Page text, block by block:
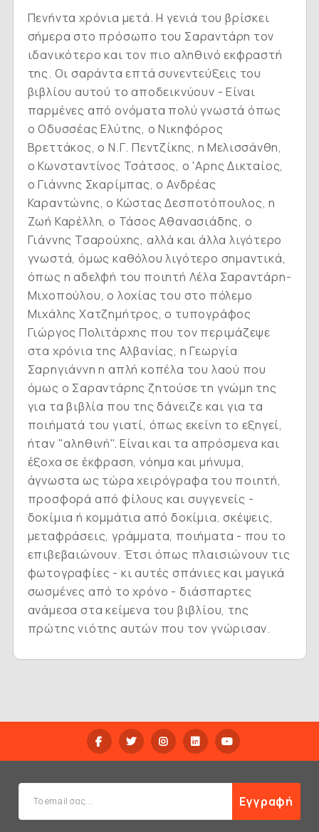
Πενήντα χρόνια μετά. Η γενιά του βρίσκει
σήμερα στο πρόσωπο του Σαραντάρη τον
ιδανικότερο και τον πιο αληθινό εκφραστή
της. Οι σαράντα επτά συνεντεύξεις του
βιβλίου αυτού το αποδεικνύουν - Είναι
παρμένες από ονόματα πολύ γνωστά όπως
ο Οδυσσέας Ελύτης, ο Νικηφόρος
Βρεττάκος, ο Ν.Γ. Πεντζίκης, η Μελισσάνθη,
ο Κωνσταντίνος Τσάτσος, ο 'Aρης Δικταίος,
ο Γιάννης Σκαρίμπας, ο Ανδρέας
Καραντώνης, ο Κώστας Δεσποτόπουλος, η
Ζωή Καρέλλη, ο Τάσος Αθανασιάδης, ο
Γιάννης Τσαρούχης, αλλά και άλλα λιγότερο
γνωστά, όμως καθόλου λιγότερο σημαντικά,
όπως η αδελφή του ποιητή Λέλα Σαραντάρη-
Μιχοπούλου, ο λοχίας του στο πόλεμο
Μιχάλης Χατζημήτρος, ο τυπογράφος
Γιώργος Πολιτάρχης που τον περιμάζεψε
στα χρόνια της Αλβανίας, η Γεωργία
Σαρηγιάννη η απλή κοπέλα του λαού που
όμως ο Σαραντάρης ζητούσε τη γνώμη της
για τα βιβλία που της δάνειζε και για τα
ποιήματά του γιατί, όπως εκείνη το εξηγεί,
ήταν "αληθινή". Είναι και τα απρόσμενα και
έξοχα σε έκφραση, νόημα και μήνυμα,
άγνωστα ως τώρα χειρόγραφα του ποιητή,
προσφορά από φίλους και συγγενείς -
δοκίμια ή κομμάτια από δοκίμια, σκέψεις,
μεταφράσεις, γράμματα, ποιήματα - που το
επιβεβαιώνουν. Έτσι όπως πλαισιώνουν τις
φωτογραφίες - κι αυτές σπάνιες και μαγικά
σωσμένες από το χρόνο - διάσπαρτες
ανάμεσα στα κείμενα του βιβλίου, της
πρώτης νιότης αυτών που τον γνώρισαν.
Εγγραφή